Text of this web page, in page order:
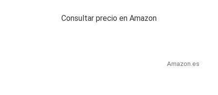
Consultar precio en Amazon
Amazon.es